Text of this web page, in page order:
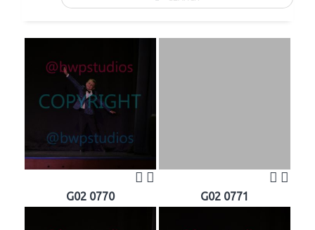
G02 0770 G02 0771